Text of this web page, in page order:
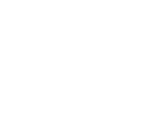
先享後